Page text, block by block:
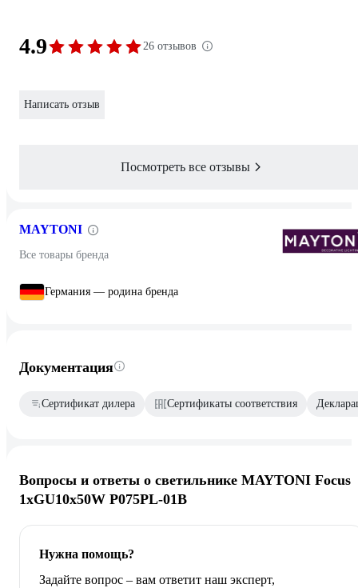
4.9 26 отзывов
Написать отзыв
Посмотреть все отзывы
MAYTONI
Все товары бренда
Германия — родина бренда
Документация
Сертификат дилера Сертификаты соответствия
Вопросы и ответы о светильнике MAYTONI Focus
1xGU10x50W P075PL-01B
Нужна помощь?
Задайте вопрос – вам ответит наш эксперт,